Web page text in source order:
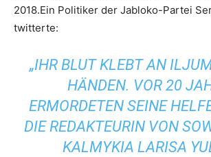
2018.Ein Politiker der Jabloko-Partei
twitterte:
„IHR BLUT KLEBT AN
HÄNDEN. VOR 20
ERMORDETEN SEINE
DIE REDAKTEURIN VON
KALMYKIA LARISA